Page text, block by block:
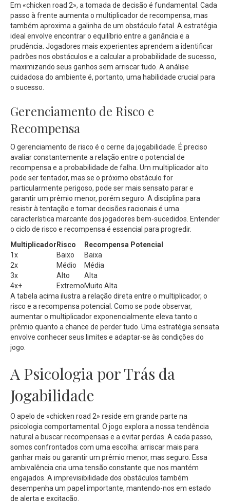
Em «chicken road 2», a tomada de decisão é fundamental. Cada
passo à frente aumenta o multiplicador de recompensa, mas
também aproxima a galinha de um obstáculo fatal. A estratégia
ideal envolve encontrar o equilíbrio entre a ganância e a
prudência. Jogadores mais experientes aprendem a identificar
padrões nos obstáculos e a calcular a probabilidade de sucesso,
maximizando seus ganhos sem arriscar tudo. A análise
cuidadosa do ambiente é, portanto, uma habilidade crucial para
o sucesso.
Gerenciamento de Risco e
Recompensa
O gerenciamento de risco é o cerne da jogabilidade. É preciso
avaliar constantemente a relação entre o potencial de
recompensa e a probabilidade de falha. Um multiplicador alto
pode ser tentador, mas se o próximo obstáculo for
particularmente perigoso, pode ser mais sensato parar e
garantir um prêmio menor, porém seguro. A disciplina para
resistir à tentação e tomar decisões racionais é uma
característica marcante dos jogadores bem-sucedidos. Entender
o ciclo de risco e recompensa é essencial para progredir.
Multiplicador Risco
Recompensa Potencial
1x
Baixo
Baixa
2x
Médio
Média
3x
Alto
Alta
4x+
ExtremoMuito Alta
A tabela acima ilustra a relação direta entre o multiplicador, o
risco e a recompensa potencial. Como se pode observar,
aumentar o multiplicador exponencialmente eleva tanto o
prêmio quanto a chance de perder tudo. Uma estratégia sensata
envolve conhecer seus limites e adaptar-se às condições do
jogo.
A Psicologia por Trás da
Jogabilidade
O apelo de «chicken road 2» reside em grande parte na
psicologia comportamental. O jogo explora a nossa tendência
natural a buscar recompensas e a evitar perdas. A cada passo,
somos confrontados com uma escolha: arriscar mais para
ganhar mais ou garantir um prêmio menor, mas seguro. Essa
ambivalência cria uma tensão constante que nos mantém
engajados. A imprevisibilidade dos obstáculos também
desempenha um papel importante, mantendo-nos em estado
de alerta e excitação.